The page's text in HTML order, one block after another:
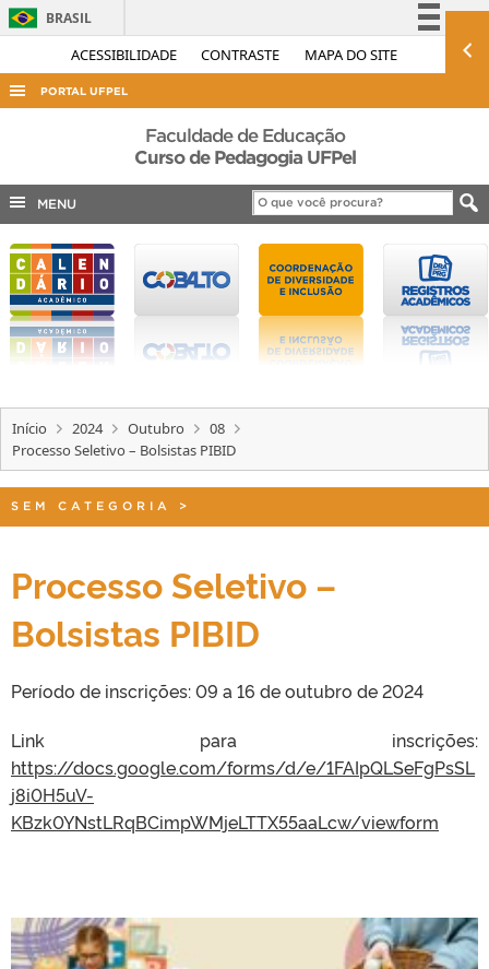
ACESSIBILIDADE CONTRASTE MAPA DO SITE
BRASIL
Simplifique!
Acesso à informação
Legislação
Canais
PORTAL UFPEL
ACESSO À INFORMAÇÃO
COBALTO
EDITAIS
INTERNACIONAL
OUVIDORIA
TELEFONES
Faculdade de Educação
Curso de Pedagogia UFPel
MENU
Início 2024 Outubro
08
Processo Seletivo – Bolsistas PIBID
SEM CATEGORIA >
Processo Seletivo –
Bolsistas PIBID
Período de inscrições: 09 a 16 de outubro de 2024
Link para inscrições:
https://docs.google.com/forms/d/e/1FAIpQLSeFgPsSL
j8i0H5uV-
KBzk0YNstLRqBCimpWMjeLTTX55aaLcw/viewform